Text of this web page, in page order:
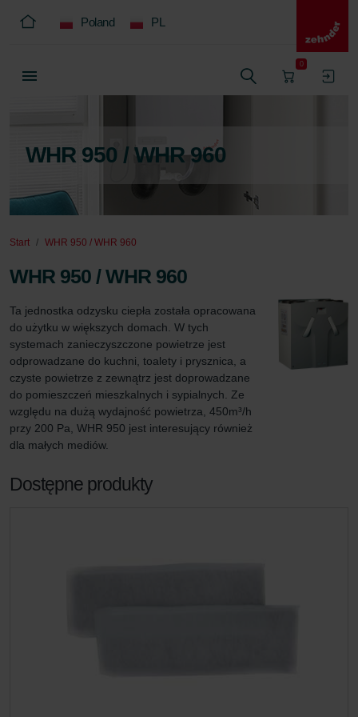
Poland PL
0
WHR 950 / WHR 960
Start WHR 950 / WHR 960
WHR 950 / WHR 960
Ta jednostka odzysku ciepła została opracowana
do użytku w większych domach. W tych
systemach zanieczyszczone powietrze jest
odprowadzane do kuchni, toalety i prysznica, a
czyste powietrze z zewnątrz jest doprowadzane
do pomieszczeń mieszkalnych i sypialnych. Ze
względu na dużą wydajność powietrza, 450m³/h
przy 200 Pa, WHR 950 jest interesujący również
dla małych mediów.
Dostępne produkty